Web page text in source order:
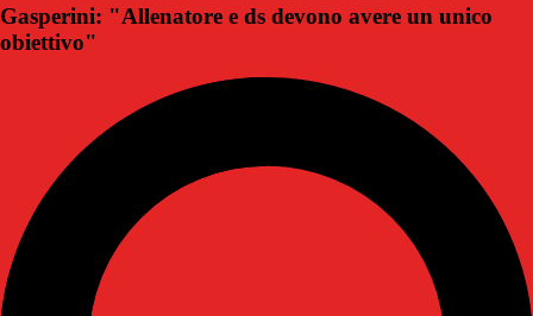
Gasperini: "Allenatore e ds devono avere un unico
obiettivo"